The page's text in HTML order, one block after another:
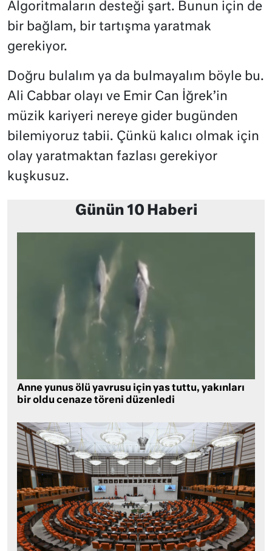
Algoritmaların desteği şart. Bunun için de
bir bağlam, bir tartışma yaratmak
gerekiyor.
Doğru bulalım ya da bulmayalım böyle bu.
Ali Cabbar olayı ve Emir Can İğrek’in
müzik kariyeri nereye gider bugünden
bilemiyoruz tabii. Çünkü kalıcı olmak için
olay yaratmaktan fazlası gerekiyor
kuşkusuz.
Günün 10 Haberi
Anne yunus ölü yavrusu için yas tuttu, yakınları
bir oldu cenaze töreni düzenledi